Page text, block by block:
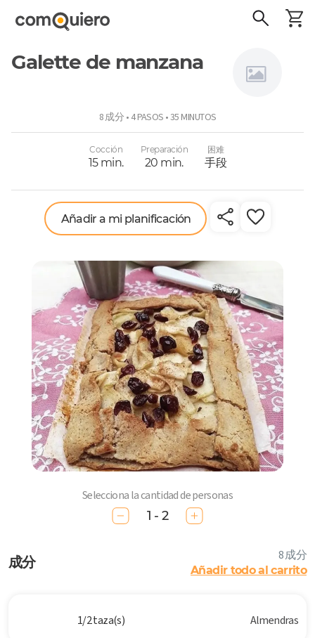
Galette de manzana
8 成分 • 4 PASOS • 35 MINUTOS
Cocción
15 min.
Preparación
20 min.
困难
手段
Añadir a mi planificación
Selecciona la cantidad de personas
1 - 2
成分 8 成分
Añadir todo al carrito
1/2 taza(s) Almendras